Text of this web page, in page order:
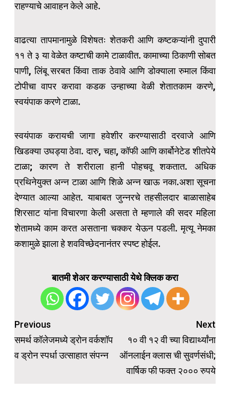
राहण्याचे आवाहन केले आहे.
वाढत्या तापमानामुळे विशेषतः शेतकरी आणि कष्टकऱ्यांनी दुपारी
११ ते ३ या वेळेत कष्टाची कामे टाळावीत. कामाच्या ठिकाणी सोबत
पाणी, लिंबू सरबत किंवा ताक ठेवावे आणि डोक्याला रुमाल किंवा
टोपीचा वापर करावा कडक उन्हाच्या वेळी शेतातकाम करणे,
स्वयंपाक करणे टाळा.
स्वयंपाक करायची जागा हवेशीर करण्यासाठी दरवाजे आणि
खिडक्या उघड्या ठेवा. दारु, चहा, कॉफी आणि कार्बोनेटेड शीतपेये
टाळा; कारण ते शरीराला हानी पोहचवू शकतात. अधिक
प्रथिनेयुक्त अन्न टाळा आणि शिळे अन्न खाऊ नका.अशा सूचना
देण्यात आल्या आहेत. याबाबत जुन्नरचे तहसीलदार बाळासाहेब
शिरसाट यांना विचारणा केली असता ते म्हणाले की सदर महिला
शेतामध्ये काम करत असताना चक्कर येऊन पडली. मृत्यू नेमका
कशामुळे झाला हे शवविच्छेदनानंतर स्पष्ट होईल.
बातमी शेअर करण्यासाठी येथे क्लिक करा
Post
navigation
Previous
समर्थ कॉलेजमध्ये ड्रोन वर्कशॉप
व ड्रोन स्पर्धा उत्साहात संपन्न
Next
१० वी १२ वी च्या विद्यार्थ्यांना
ऑनलाईन क्लास ची सुवर्णसंधी;
वार्षिक फी फक्त २००० रुपये